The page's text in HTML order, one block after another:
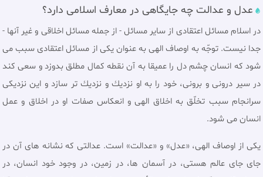
عدل و عدالت چه جايگاهی در معارف اسلامی دارد؟
در اسلام مسائل اعتقادى از سایر مسائل - از جمله مسائل اخلاقی و غیر آنها -
جدا نيست. توجّه به اوصاف الهى به عنوان یکی از مسائل اعتقادی سبب مى
شود كه انسان چشم دل را عميقا به آن نقطه كمال مطلق بدوزد و سعى كند
در سير درونى و برونى، خود را به او نزديك و نزديك تر سازد و اين نزديكى
سرانجام سبب تخلّق به اخلاق الهى و انعكاس صفات او در اخلاق و عمل
انسان مى شود.
یکی از اوصاف الهی، «عدل» و «عدالت» است. عدالتى كه نشانه هاى آن در
جاى جاى عالم هستى، در آسمان ها، در زمين، در وجود خود انسان، در